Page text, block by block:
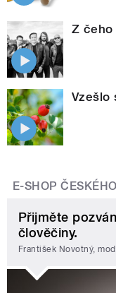
Z čeho
Vzešlo
E-SHOP
Přijměte
člověčiny.
František Novotný,